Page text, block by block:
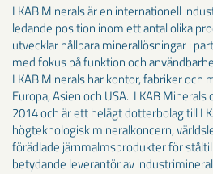
LKAB Minerals är en internationell
ledande position inom ett antal olika
utvecklar hållbara minerallösningar i
med fokus på funktion och
LKAB Minerals har kontor, fabriker och
Europa, Asien och USA. LKAB
2014 och är ett helägt dotterbolag till
högteknologisk mineralkoncern,
förädlade järnmalmsprodukter för
betydande leverantör av